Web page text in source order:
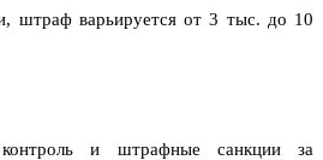
штраф варьируется от 3 тыс. до 10
и штрафные санкции за